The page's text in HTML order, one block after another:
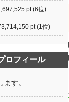
pt (6位)
pt (1位)
ロフィール
ます。